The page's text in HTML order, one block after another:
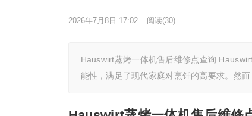
2026年7月8日 17:02 阅读(30)
Hauswirt蒸烤一体机售后维修点查询
能性，满足了现代家庭对烹饪的高要求。然